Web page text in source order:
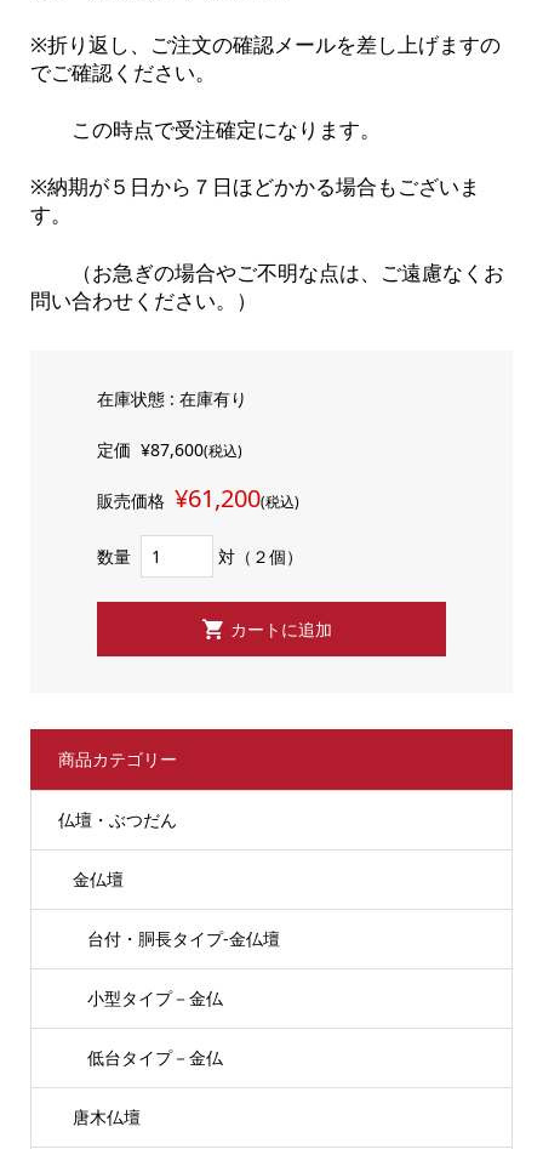
※折り返し、ご注文の確認メールを差し上げますの
でご確認ください。
この時点で受注確定になります。
※納期が５日から７日ほどかかる場合もございま
す。
（お急ぎの場合やご不明な点は、ご遠慮なくお
問い合わせください。）
在庫状態 : 在庫有り
定価 ¥87,600(税込)
販売価格 ¥61,200(税込)
数量 対（２個）
商品カテゴリー
仏壇・ぶつだん
金仏壇
台付・胴長タイプ-金仏壇
小型タイプ－金仏
低台タイプ－金仏
唐木仏壇